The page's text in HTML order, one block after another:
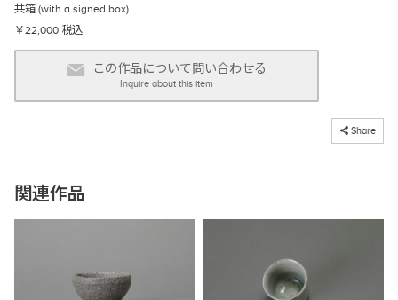
共箱 (with a signed box)
￥22,000 税込
この作品について問い合わせる
Inquire about this item
Share
コピーしました
関連作品